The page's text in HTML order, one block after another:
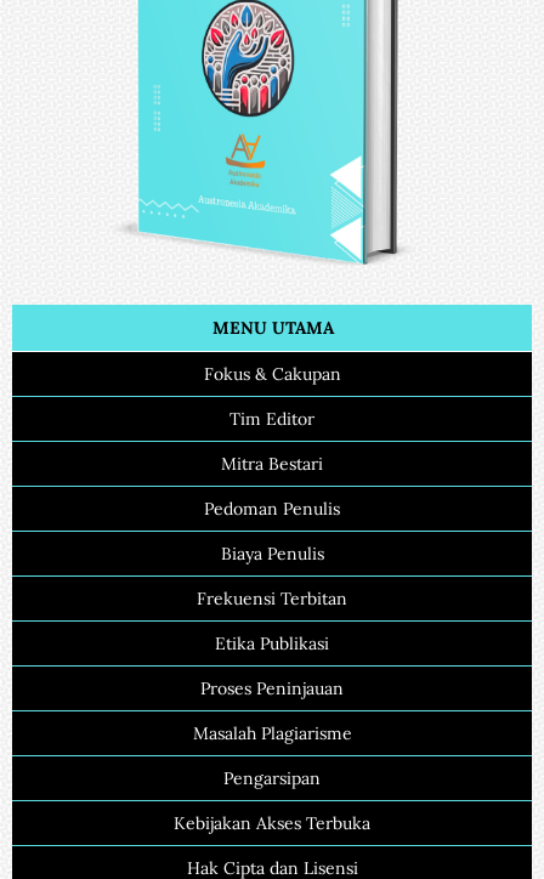
MENU UTAMA
Fokus & Cakupan
Tim Editor
Mitra Bestari
Pedoman Penulis
Biaya Penulis
Frekuensi Terbitan
Etika Publikasi
Proses Peninjauan
Masalah Plagiarisme
Pengarsipan
Kebijakan Akses Terbuka
Hak Cipta dan Lisensi